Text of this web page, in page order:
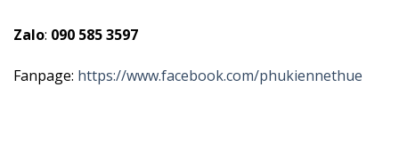
Zalo: 090 585 3597
Fanpage: https://www.facebook.com/phukiennethue